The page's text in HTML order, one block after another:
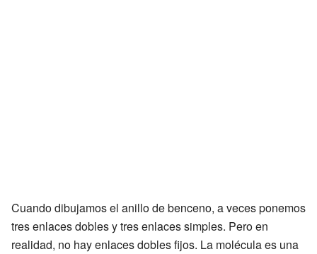
Cuando dibujamos el anillo de benceno, a veces ponemos
tres enlaces dobles y tres enlaces simples. Pero en
realidad, no hay enlaces dobles fijos. La molécula es una